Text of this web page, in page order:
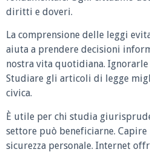
diritti e doveri.
La comprensione delle leggi
aiuta a prendere decisioni
nostra vita quotidiana.
Studiare gli articoli di legge
civica.
È utile per chi studia
settore può beneficiarne.
sicurezza personale. Internet